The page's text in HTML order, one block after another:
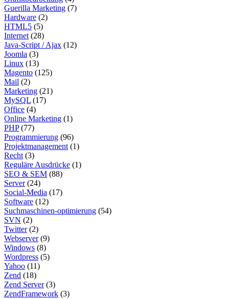
Guerilla Marketing (7)
Hardware (2)
HTML5 (5)
Internet(28)
Java-Script / Ajax (12)
Joomla (3)
Linux (13)
Magento (125)
Mail (2)
Marketing (21)
MySQL (17)
Office (4)
Online Marketing (1)
PHP(77)
Programmierung (96)
Projektmanagement(1)
Recht(3)
Reguläre Ausdrücke (1)
SEO & SEM (88)
Server(24)
Social-Media (17)
Software (12)
Suchmaschinen-optimierung (54)
SVN (2)
Twitter(2)
Webserver(9)
Windows (8)
Wordpress (5)
Yahoo (11)
Zend (18)
Zend Server(3)
ZendFramework (3)